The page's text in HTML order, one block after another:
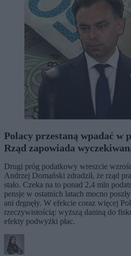
Polacy przestaną wpadać w
Rząd zapowiada
Drugi próg podatkowy wreszcie
Andrzej Domański zdradził, że rząd
stało. Czeka na to ponad 2,4 mln
pensje w ostatnich latach mocno
ani drgnęły. W efekcie coraz więcej
rzeczywistością: wyższą daniną do
efekty podwyżki płac.